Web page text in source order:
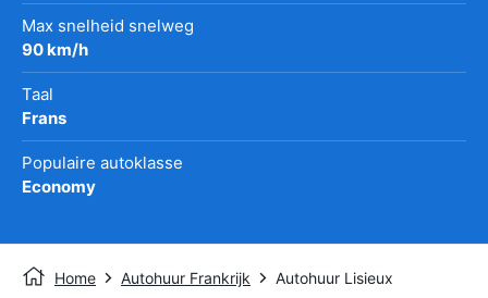
Max snelheid snelweg
90 km/h
Taal
Frans
Populaire autoklasse
Economy
Home Autohuur Frankrijk Autohuur Lisieux